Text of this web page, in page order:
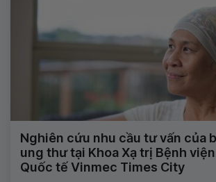
Nghiên cứu nhu cầu tư vấn của
ung thư tại Khoa Xạ trị Bệnh
Quốc tế Vinmec Times City